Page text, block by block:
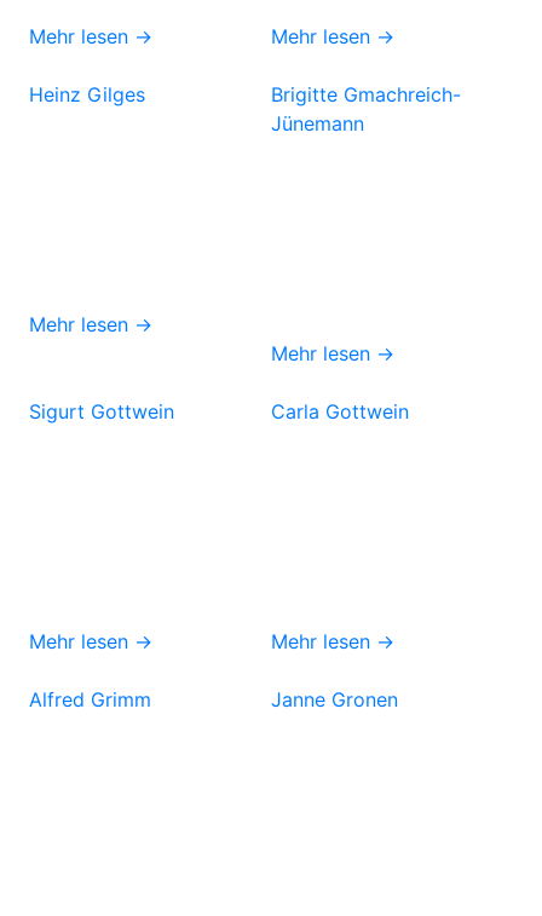
Mehr lesen → Mehr lesen →
Heinz Gilges
Mehr lesen →
Brigitte Gmachreich-
Jünemann
Mehr lesen →
Sigurt Gottwein
Mehr lesen →
Carla Gottwein
Mehr lesen →
Alfred Grimm Janne Gronen